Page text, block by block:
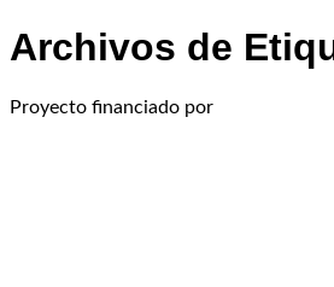
Archivos de
Proyecto financiado por